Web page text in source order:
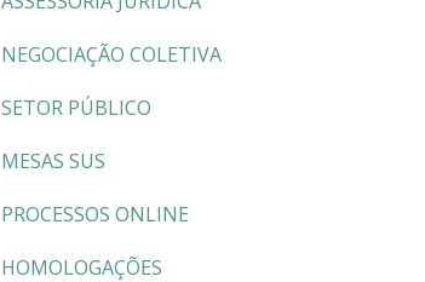
NEGOCIAÇÃO COLETIVA
SETOR PÚBLICO
MESAS SUS
PROCESSOS ONLINE
HOMOLOGAÇÕES